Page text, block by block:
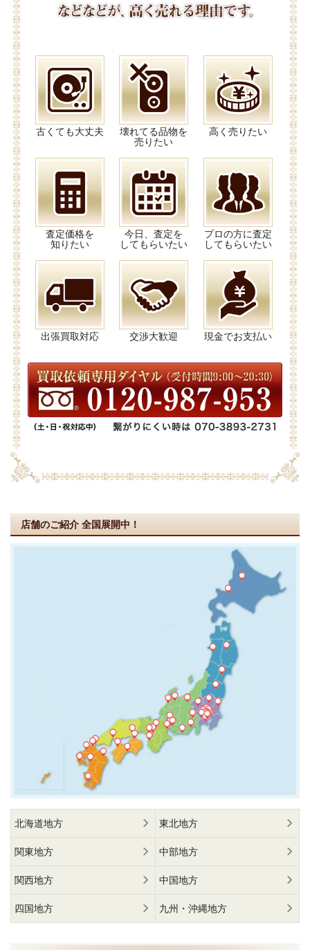
古くても大丈夫
壊れてる品物を
売りたい
高く売りたい
査定価格を
知りたい
今日、査定を
してもらいたい
プロの方に査定
してもらいたい
出張買取対応 交渉大歓迎 現金でお支払い
店舗のご紹介 全国展開中！
北海道地方 東北地方
関東地方 中部地方
関西地方 中国地方
四国地方 九州・沖縄地方